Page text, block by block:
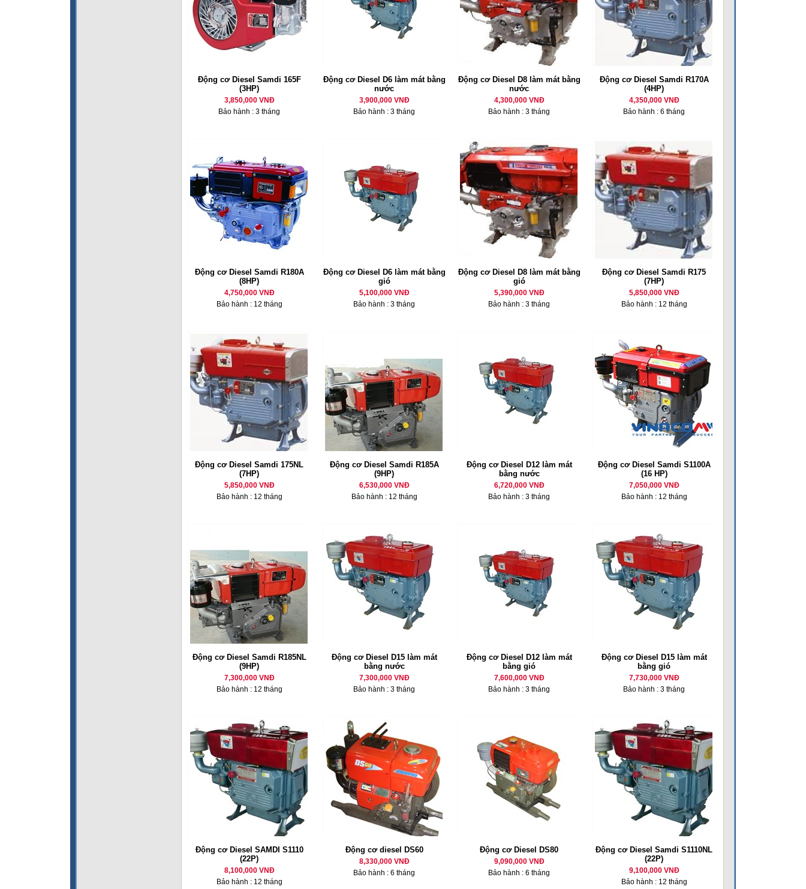
Động cơ Diesel Samdi 165F
(3HP)
3,850,000 VNĐ
Bảo hành : 3 tháng
Động cơ Diesel D6 làm mát bằng
nước
3,900,000 VNĐ
Bảo hành : 3 tháng
Động cơ Diesel D8 làm mát bằng
nước
4,300,000 VNĐ
Bảo hành : 3 tháng
Động cơ Diesel Samdi R170A
(4HP)
4,350,000 VNĐ
Bảo hành : 6 tháng
Động cơ Diesel Samdi R180A
(8HP)
4,750,000 VNĐ
Bảo hành : 12 tháng
Động cơ Diesel D6 làm mát bằng
gió
5,100,000 VNĐ
Bảo hành : 3 tháng
Động cơ Diesel D8 làm mát bằng
gió
5,390,000 VNĐ
Bảo hành : 3 tháng
Động cơ Diesel Samdi R175
(7HP)
5,850,000 VNĐ
Bảo hành : 12 tháng
Động cơ Diesel Samdi 175NL
(7HP)
5,850,000 VNĐ
Bảo hành : 12 tháng
Động cơ Diesel Samdi R185A
(9HP)
6,530,000 VNĐ
Bảo hành : 12 tháng
Động cơ Diesel D12 làm mát
bằng nước
6,720,000 VNĐ
Bảo hành : 3 tháng
Động cơ Diesel Samdi S1100A
(16 HP)
7,050,000 VNĐ
Bảo hành : 12 tháng
Động cơ Diesel Samdi R185NL
(9HP)
7,300,000 VNĐ
Bảo hành : 12 tháng
Động cơ Diesel D15 làm mát
bằng nước
7,300,000 VNĐ
Bảo hành : 3 tháng
Động cơ Diesel D12 làm mát
bằng gió
7,600,000 VNĐ
Bảo hành : 3 tháng
Động cơ Diesel D15 làm mát
bằng gió
7,730,000 VNĐ
Bảo hành : 3 tháng
Động cơ Diesel SAMDI S1110
(22P)
8,100,000 VNĐ
Bảo hành : 12 tháng
Động cơ diesel DS60
8,330,000 VNĐ
Bảo hành : 6 tháng
Động cơ Diesel DS80
9,090,000 VNĐ
Bảo hành : 6 tháng
Động cơ Diesel Samdi S1110NL
(22P)
9,100,000 VNĐ
Bảo hành : 12 tháng